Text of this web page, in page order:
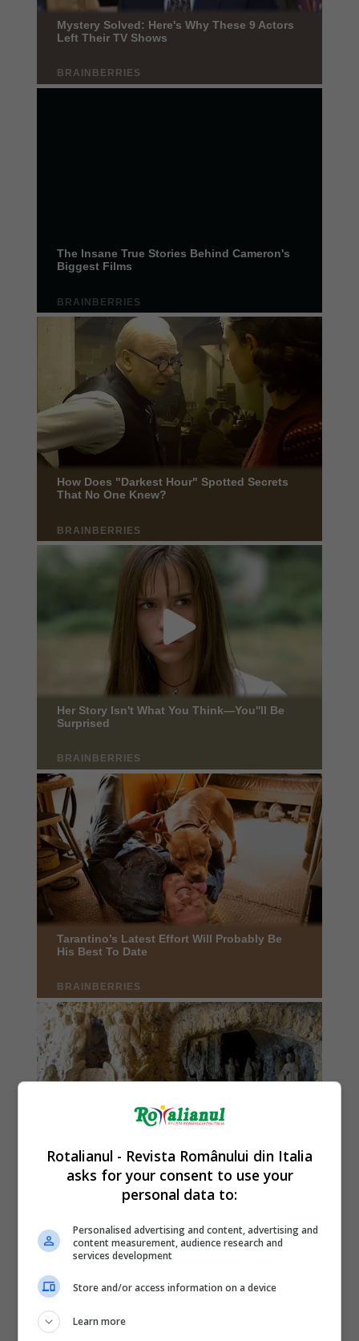
Rotalianul - Revista Românului din Italia
asks for your consent to use your
personal data to:
Personalised advertising and content, advertising and
content measurement, audience research and
services development
Store and/or access information on a device
Learn more